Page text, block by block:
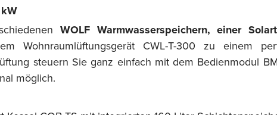
WOLF Warmwasserspeichern, einer
Wohnraumlüftungsgerät CWL-T-300 zu einem
steuern Sie ganz einfach mit dem Bedienmodul
möglich.